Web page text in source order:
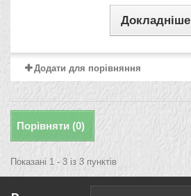
Докладніше
Додати для порівняння
Порівняти (0)
Показані 1 - 3 із 3 пунктів